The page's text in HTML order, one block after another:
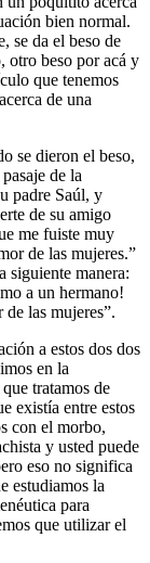
bien normal.
se da el beso de
otro beso por acá y
que tenemos
de una
se dieron el beso,
de la
padre Saúl, y
de su amigo
me fuiste muy
de las mujeres.”
siguiente manera:
a un hermano!
las mujeres”.
a estos dos dos
en la
tratamos de
existía entre estos
con el morbo,
y usted puede
eso no significa
estudiamos la
para
que utilizar el